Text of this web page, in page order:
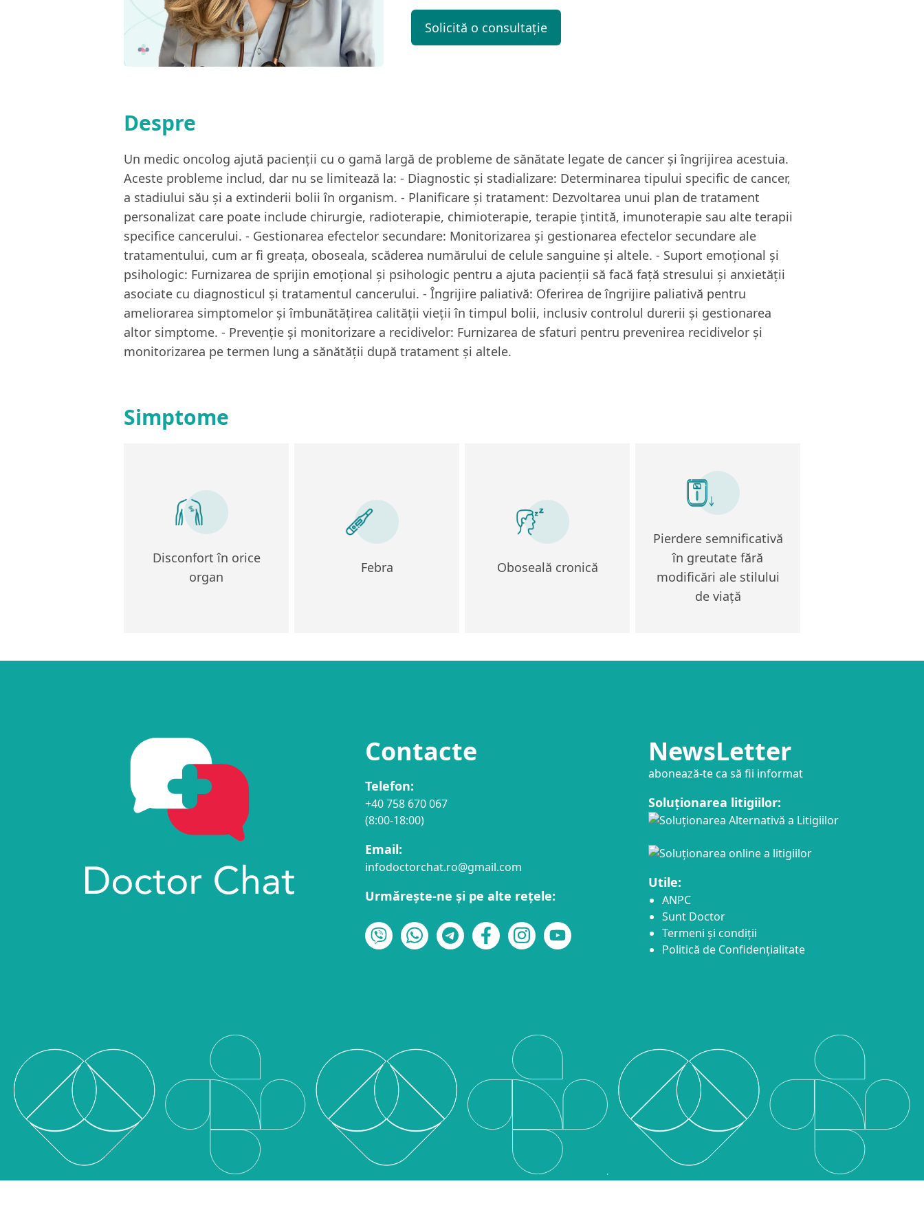
Solicită o consultație
Despre
Un medic oncolog ajută pacienții cu o gamă largă de probleme de sănătate legate de cancer și îngrijirea acestuia.
Aceste probleme includ, dar nu se limitează la: - Diagnostic și stadializare: Determinarea tipului specific de cancer,
a stadiului său și a extinderii bolii în organism. - Planificare și tratament: Dezvoltarea unui plan de tratament
personalizat care poate include chirurgie, radioterapie, chimioterapie, terapie țintită, imunoterapie sau alte terapii
specifice cancerului. - Gestionarea efectelor secundare: Monitorizarea și gestionarea efectelor secundare ale
tratamentului, cum ar fi greața, oboseala, scăderea numărului de celule sanguine și altele. - Suport emoțional și
psihologic: Furnizarea de sprijin emoțional și psihologic pentru a ajuta pacienții să facă față stresului și anxietății
asociate cu diagnosticul și tratamentul cancerului. - Îngrijire paliativă: Oferirea de îngrijire paliativă pentru
ameliorarea simptomelor și îmbunătățirea calității vieții în timpul bolii, inclusiv controlul durerii și gestionarea
altor simptome. - Prevenție și monitorizare a recidivelor: Furnizarea de sfaturi pentru prevenirea recidivelor și
monitorizarea pe termen lung a sănătății după tratament și altele.
Simptome
Disconfort în orice
organ
Febra Oboseală cronică
Pierdere semnificativă
în greutate fără
modificări ale stilului
de viață
Contacte
Telefon:
+40 758 670 067
(8:00-18:00)
Email:
infodoctorchat.ro@gmail.com
Urmărește-ne și pe alte rețele:
NewsLetter
abonează-te ca să fii informat
Soluționarea litigiilor:
Utile:
ANPC
Sunt Doctor
Termeni și condiții
Politică de Confidențialitate